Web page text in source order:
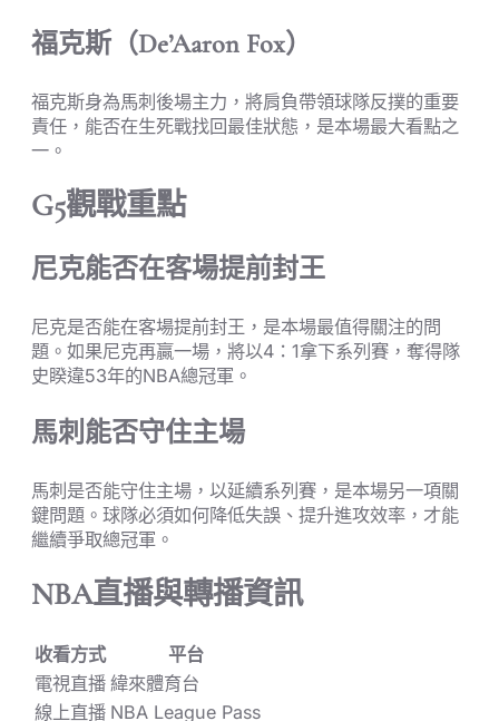
福克斯（De’Aaron Fox）
福克斯身為馬刺後場主力，將肩負帶領球隊反撲的重要
責任，能否在生死戰找回最佳狀態，是本場最大看點之
一。
G5觀戰重點
尼克能否在客場提前封王
尼克是否能在客場提前封王，是本場最值得關注的問
題。如果尼克再贏一場，將以4：1拿下系列賽，奪得隊
史睽違53年的NBA總冠軍。
馬刺能否守住主場
馬刺是否能守住主場，以延續系列賽，是本場另一項關
鍵問題。球隊必須如何降低失誤、提升進攻效率，才能
繼續爭取總冠軍。
NBA直播與轉播資訊
收看方式
平台
電視直播 緯來體育台
線上直播 NBA League Pass